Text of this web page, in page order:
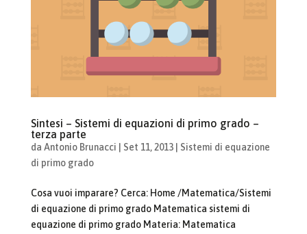
Sintesi – Sistemi di equazioni di primo grado –
terza parte
da Antonio Brunacci Set 11, 2013| Sistemi di equazione
di primo grado
Cosa vuoi imparare? Cerca: Home /Matematica/Sistemi
di equazione di primo grado Matematica sistemi di
equazione di primo grado Materia: Matematica